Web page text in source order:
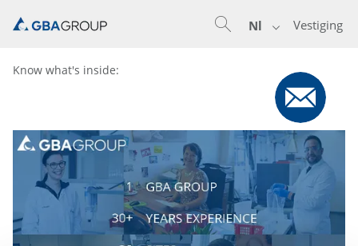
Vestiging
Nl
Know what's inside: